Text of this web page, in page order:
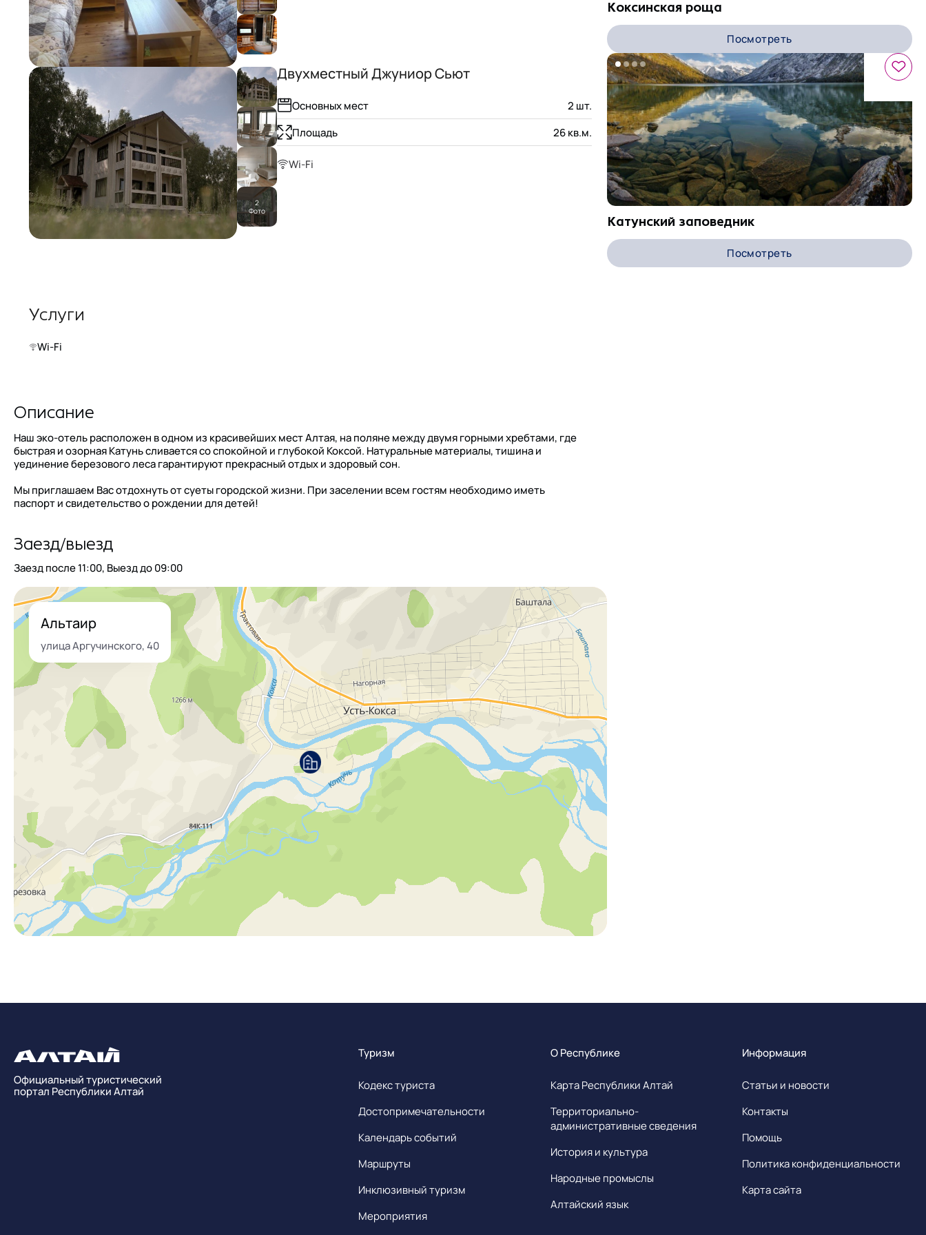
2
Фото
Двухместный Джуниор Сьют
Основных мест 2 шт.
Площадь
26кв.м.
Wi-Fi
Услуги
Wi-Fi
Описание
Наш эко-отель расположен в одном из красивейших мест Алтая, на поляне между двумя горными хребтами, где
быстрая и озорная Катунь сливается со спокойной и глубокой Коксой. Натуральные материалы, тишина и
уединение березового леса гарантируют прекрасный отдых и здоровый сон.
Мы приглашаем Вас отдохнуть от суеты городской жизни. При заселении всем гостям необходимо иметь
паспорт и свидетельство о рождении для детей!
Заезд/выезд
Заезд после11:00, Выезд до09:00
Альтаир
улица Аргучинского, 40
Коксинская роща
Посмотреть
Катунский заповедник
Посмотреть
Официальный туристический
портал Республики Алтай
Туризм
Кодекс туриста
Достопримечательности
Календарь событий
Маршруты
Инклюзивный туризм
Мероприятия
О Республике
Карта Республики Алтай
Территориально-
административные сведения
История и культура
Народные промыслы
Алтайский язык
Информация
Статьи и новости
Контакты
Помощь
Политика конфиденциальности
Карта сайта